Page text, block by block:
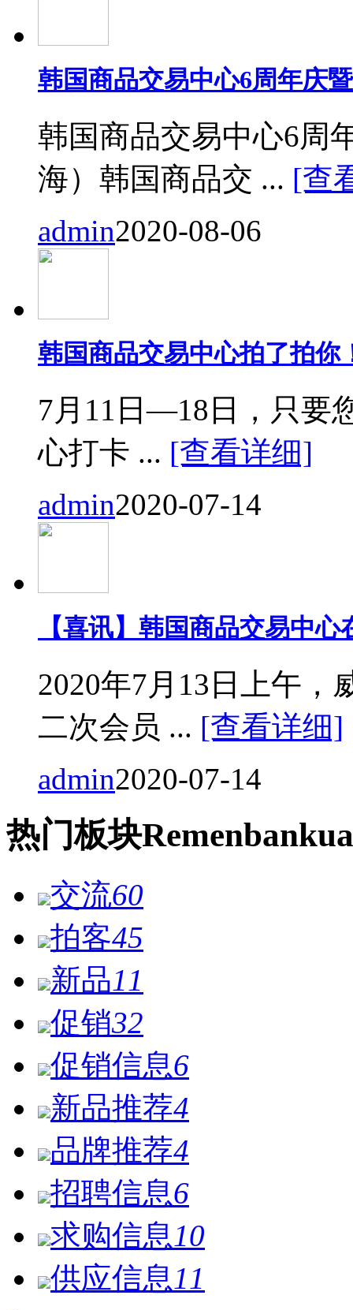
韩国商品交易中心6周年庆
韩国商品交易中心6周
海）韩国商品交 ... [查
admin2020-08-06
韩国商品交易中心拍了拍你
7月11日—18日，只要
心打卡 ... [查看详细]
admin2020-07-14
【喜讯】韩国商品交易中
2020年7月13日上午，
二次会员 ... [查看详细]
admin2020-07-14
热门板块Remen
交流60
拍客45
新品11
促销32
促销信息6
新品推荐4
品牌推荐4
招聘信息6
求购信息 10
供应信息 11